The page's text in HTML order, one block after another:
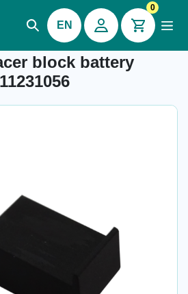
EN
0
block battery